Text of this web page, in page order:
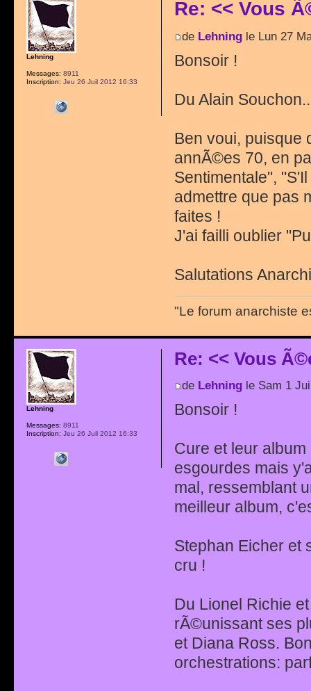
Re: << Vous
de Lehningle Lun 27
Bonsoir !
Du Alain
Ben voui, puisque
annÃ©es 70, en
Sentimentale",
admettre que pas
faites !
J'ai failli oublier
Salutations
"Le forum anarchiste
Lehning
Messages: 8911
Inscription: Jeu 26 Juil 2012 16:33
Re: << Vous
de Lehningle Sam 1
Bonsoir !
Cure et leur
esgourdes mais
mal, ressemblant
meilleur album,
Stephan Eicher et
cru !
Du Lionel Richie
rÃ©unissant ses
et Diana Ross.
orchestrations:
Lehning
Messages: 8911
Inscription: Jeu 26 Juil 2012 16:33